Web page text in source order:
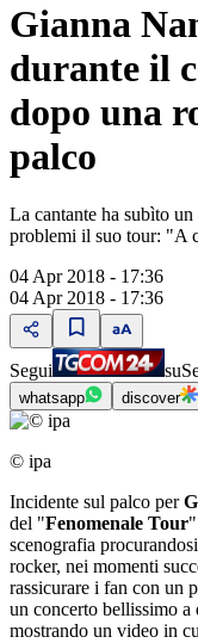
Gianna
durante il
dopo una
palco
La cantante ha subìto
problemi il suo tour: "A
04 Apr 2018 - 17:36
04 Apr 2018 - 17:36
Segui su
whatsapp discover
© ipa
Incidente sul palco per
del "Fenomenale Tour
scenografia
rocker, nei momenti
rassicurare i fan con un
un concerto bellissimo
mostrando un video in